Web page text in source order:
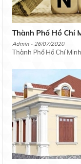
Thành Phố Hồ Chí
Admin - 26/07/2020
Thành Phố Hồ Chí